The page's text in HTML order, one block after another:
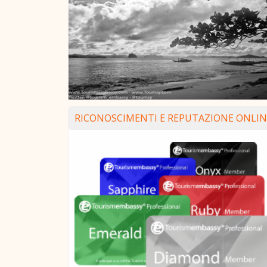
RICONOSCIMENTI E REPUTAZIONE